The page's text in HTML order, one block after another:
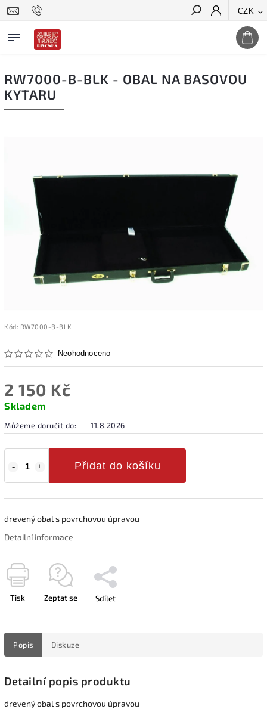
CZK
Hledat
RW7000-B-BLK - OBAL NA BASOVOU
KYTARU
Kód: RW7000-B-BLK
Neohodnoceno
2 150 Kč
Skladem
Můžeme doručit do: 11.8.2026
Přidat do košíku
drevený obal s povrchovou úpravou
Detailní informace
Tisk Zeptat se Sdílet
Popis Diskuze
Detailní popis produktu
drevený obal s povrchovou úpravou